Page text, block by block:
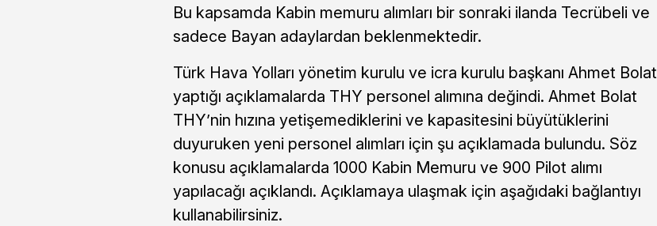
Bu kapsamda Kabin memuru alımları bir sonraki ilanda Tecrübeli ve
sadece Bayan adaylardan beklenmektedir.
Türk Hava Yolları yönetim kurulu ve icra kurulu başkanı Ahmet Bolat
yaptığı açıklamalarda THY personel alımına değindi. Ahmet Bolat
THY’nin hızına yetişemediklerini ve kapasitesini büyütüklerini
duyuruken yeni personel alımları için şu açıklamada bulundu. Söz
konusu açıklamalarda 1000 Kabin Memuru ve 900 Pilot alımı
yapılacağı açıklandı. Açıklamaya ulaşmak için aşağıdaki bağlantıyı
kullanabilirsiniz.